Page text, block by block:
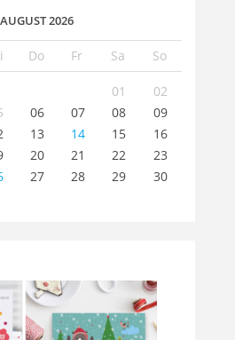
AUGUST 2026
Do Fr Sa So
01
02
06 07 08
09
13 14 15
16
20 21 22
23
27 28 29
30